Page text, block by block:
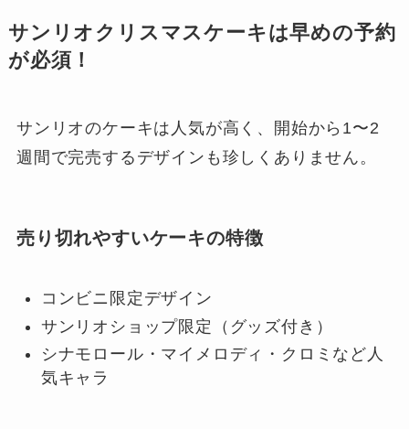
サンリオクリスマスケーキは早めの予約
が必須！
サンリオのケーキは人気が高く、開始から1〜2
週間で完売するデザインも珍しくありません。
売り切れやすいケーキの特徴
コンビニ限定デザイン
サンリオショップ限定（グッズ付き）
シナモロール・マイメロディ・クロミなど人
気キャラ